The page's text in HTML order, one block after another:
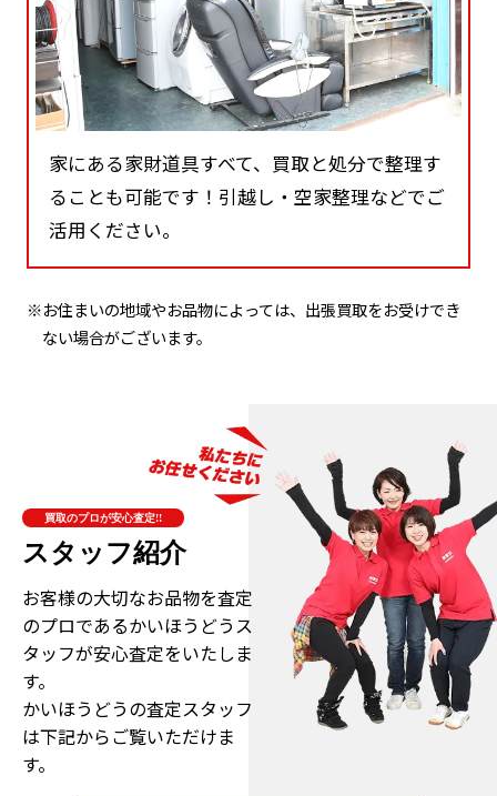
家にある家財道具すべて、買取と処分で整理す
ることも可能です！引越し・空家整理などでご
活用ください。
※お住まいの地域やお品物によっては、出張買取をお受けでき
ない場合がございます。
買取のプロが安心査定!!
スタッフ紹介
お客様の大切なお品物を査定
のプロであるかいほうどうス
タッフが安心査定をいたしま
す。
かいほうどうの査定スタッフ
は下記からご覧いただけま
す。